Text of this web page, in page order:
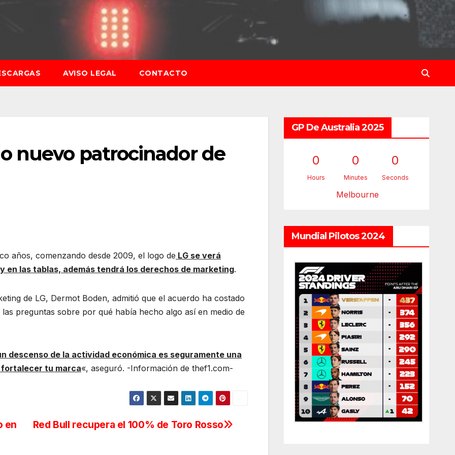
AVISO LEGAL CONTACTO
nuevo patrocinador de
años, comenzando desde 2009, el logo de LG se verá
las tablas, además tendrá los derechos de marketing.
de LG, Dermot Boden, admitió que el acuerdo ha costado
preguntas sobre por qué había hecho algo así en medio de
descenso de la actividad económica es seguramente una
fortalecer tu marca«, aseguró. -Información de thef1.com-
Red Bull recupera el 100% de Toro Rosso
en
GP De Australia 2025
0
Hours
0
Minutes
0
Seconds
Melbourne
Mundial Pilotos 2024